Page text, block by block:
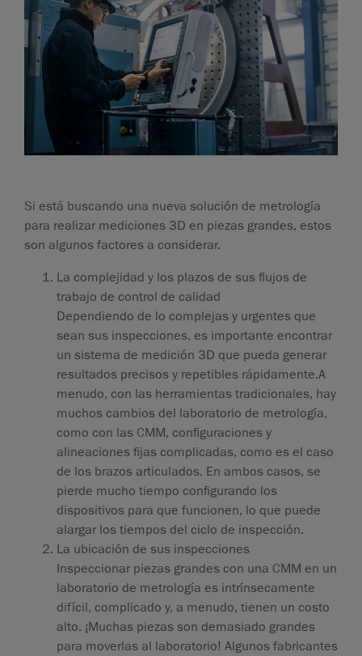
Si está buscando una nueva solución de metrología
para realizar mediciones 3D en piezas grandes, estos
son algunos factores a considerar.
La complejidad y los plazos de sus flujos de
trabajo de control de calidad
Dependiendo de lo complejas y urgentes que
sean sus inspecciones, es importante encontrar
un sistema de medición 3D que pueda generar
resultados precisos y repetibles rápidamente.A
menudo, con las herramientas tradicionales, hay
muchos cambios del laboratorio de metrología,
como con las CMM, configuraciones y
alineaciones fijas complicadas, como es el caso
de los brazos articulados. En ambos casos, se
pierde mucho tiempo configurando los
dispositivos para que funcionen, lo que puede
alargar los tiempos del ciclo de inspección.
La ubicación de sus inspecciones
Inspeccionar piezas grandes con una CMM en un
laboratorio de metrología es intrínsecamente
difícil, complicado y, a menudo, tienen un costo
alto. ¡Muchas piezas son demasiado grandes
para moverlas al laboratorio! Algunos fabricantes